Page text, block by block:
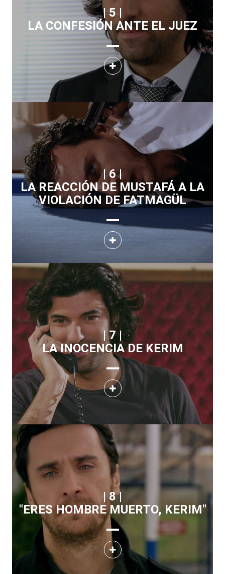
| 5 |
LA CONFESIÓN ANTE EL JUEZ
| 6 |
LA REACCIÓN DE MUSTAFÁ A LA
VIOLACIÓN DE FATMAGÜL
| 7 |
LA INOCENCIA DE KERIM
| 8 |
"ERES HOMBRE MUERTO, KERIM"